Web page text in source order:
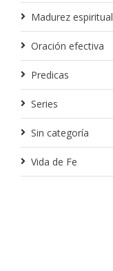
Madurez espiritual
Oración efectiva
Predicas
Series
Sin categoría
Vida de Fe